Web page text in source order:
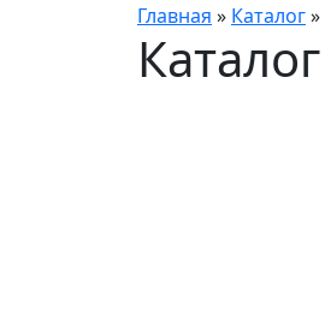
Главная » Каталог»
Каталог